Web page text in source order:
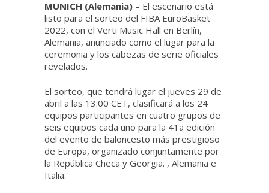
MUNICH (Alemania) – El escenario está
listo para el sorteo del FIBA ​​EuroBasket
2022, con el Verti Music Hall en Berlín,
Alemania, anunciado como el lugar para la
ceremonia y los cabezas de serie oficiales
revelados.
El sorteo, que tendrá lugar el jueves 29 de
abril a las 13:00 CET, clasificará a los 24
equipos participantes en cuatro grupos de
seis equipos cada uno para la 41a edición
del evento de baloncesto más prestigioso
de Europa, organizado conjuntamente por
la República Checa y Georgia. , Alemania e
Italia.